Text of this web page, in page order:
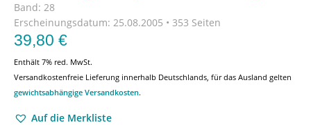
Band: 28
Erscheinungsdatum: 25.08.2005 • 353 Seiten
39,80 €
Enthält 7% red. MwSt.
Versandkostenfreie Lieferung innerhalb Deutschlands, für das Ausland gelten
gewichtsabhängige Versandkosten.
Auf die Merkliste